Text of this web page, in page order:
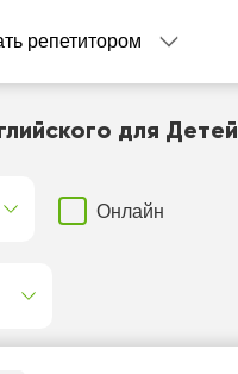
репетитором
для Детей
Онлайн